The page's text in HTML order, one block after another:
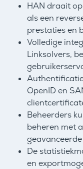
HAN draait
als een
prestaties en
Volledige
Linksolvers,
OpenID en
Beheerders
beheren met
De
en